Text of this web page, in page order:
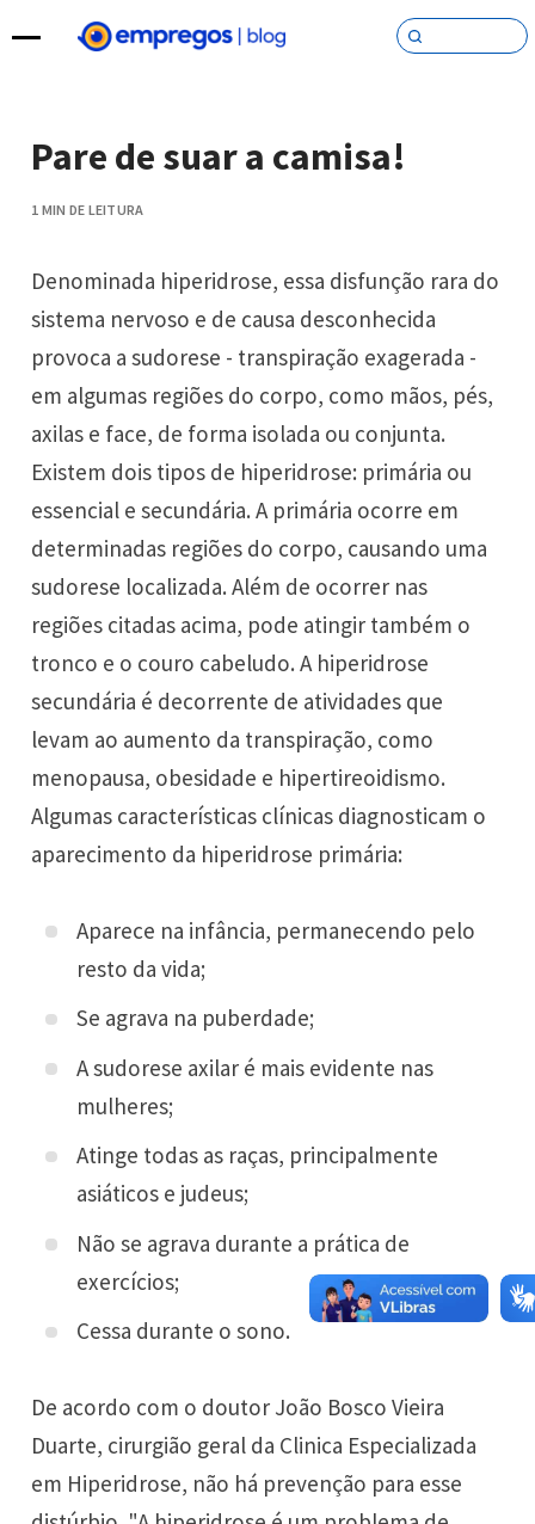
Pular para o conteúdo
Pare de suar a camisa!
1 MIN DE LEITURA
Denominada hiperidrose, essa disfunção rara do
sistema nervoso e de causa desconhecida
provoca a sudorese - transpiração exagerada -
em algumas regiões do corpo, como mãos, pés,
axilas e face, de forma isolada ou conjunta.
Existem dois tipos de hiperidrose: primária ou
essencial e secundária. A primária ocorre em
determinadas regiões do corpo, causando uma
sudorese localizada. Além de ocorrer nas
regiões citadas acima, pode atingir também o
tronco e o couro cabeludo. A hiperidrose
secundária é decorrente de atividades que
levam ao aumento da transpiração, como
menopausa, obesidade e hipertireoidismo.
Algumas características clínicas diagnosticam o
aparecimento da hiperidrose primária:
Aparece na infância, permanecendo pelo
resto da vida;
Se agrava na puberdade;
A sudorese axilar é mais evidente nas
mulheres;
Atinge todas as raças, principalmente
asiáticos e judeus;
Não se agrava durante a prática de
exercícios;
Cessa durante o sono.
De acordo com o doutor João Bosco Vieira
Duarte, cirurgião geral da Clinica Especializada
em Hiperidrose, não há prevenção para esse